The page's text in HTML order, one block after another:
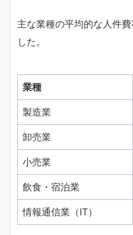
主な業種の平均的な人件
した。
業種
製造業
卸売業
小売業
飲食・宿泊業
情報通信業（IT）